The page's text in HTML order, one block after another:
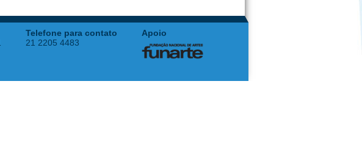
Telefone para contato
21 2205 4483
Apoio